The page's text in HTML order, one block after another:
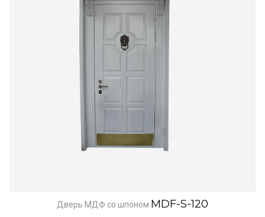
Дверь МДФ со шпоном MDF-S-120